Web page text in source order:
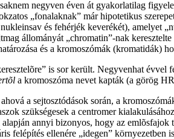
negyven éven át gyakorlatilag
„fonalaknak” már hipotetikus
és fehérjék keverékét), amelyet
állományát „chromatin”-nak
és a kromoszómák (kromatidák)
is sor került. Negyvenhat évvel
a kromoszóma nevet kapták (a görög
a sejtosztódások során, a
szükségesek a centromer
annyi bizonyos, hogy az
felépítés ellenére „idegen” környezetben